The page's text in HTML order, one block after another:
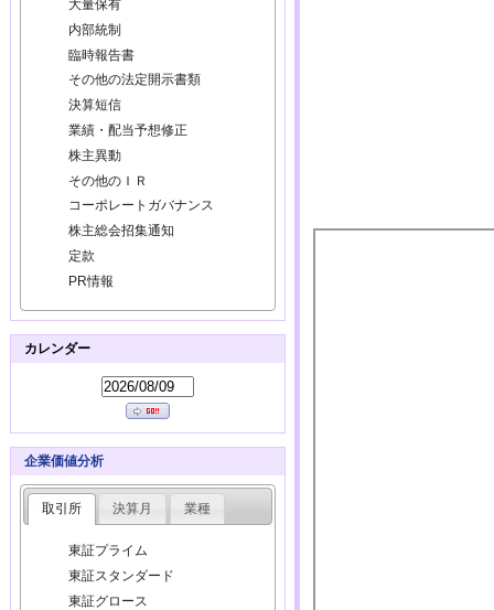
大量保有
内部統制
臨時報告書
その他の法定開示書類
決算短信
業績・配当予想修正
株主異動
その他のＩＲ
コーポレートガバナンス
株主総会招集通知
定款
PR情報
カレンダー
企業価値分析
取引所 決算月 業種
東証プライム
東証スタンダード
東証グロース